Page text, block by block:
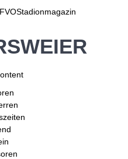
Stadionmagazin